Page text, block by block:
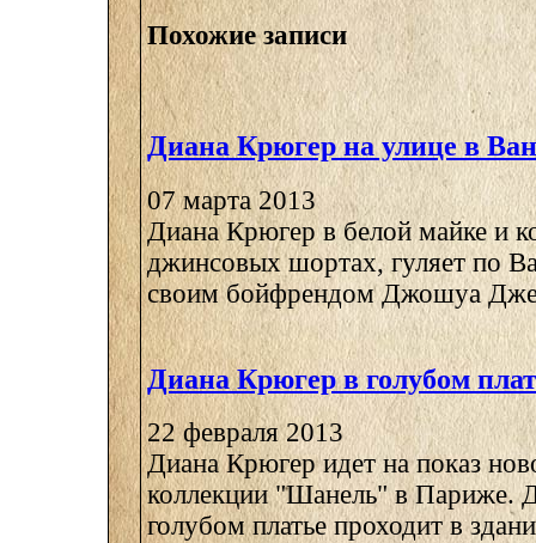
Похожие записи
Диана Крюгер на улице в
07 марта 2013
Диана Крюгер в белой майке и
джинсовых шортах, гуляет по
своим бойфрендом Джошуа
Диана Крюгер в голубом
22 февраля 2013
Диана Крюгер идет на показ
коллекции "Шанель" в Париже.
голубом платье проходит в